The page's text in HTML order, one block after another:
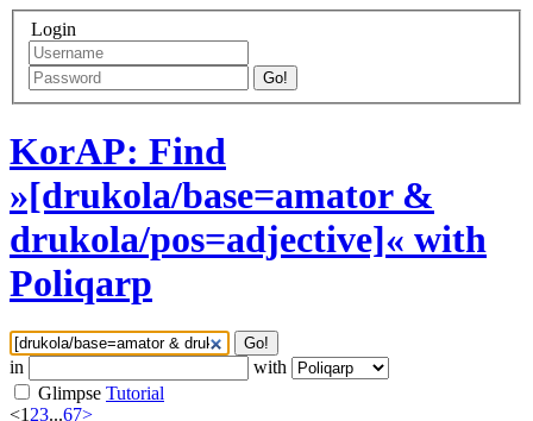
Login
Go!
KorAP: Find
»[drukola/base=amator &
drukola/pos=adjective]« with
Poliqarp
Go!
in
with
Glimpse Tutorial
<123...67>